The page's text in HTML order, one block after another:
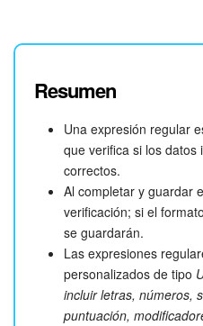
Resumen
Una expresión regular
que verifica si los datos
correctos.
Al completar y guardar
verificación; si el
se guardarán.
Las expresiones
personalizados de tipo
incluir letras, números,
puntuación,